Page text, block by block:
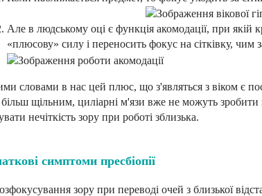
Але в людському оці є функція акомодації, при
«плюсову» силу і переносить фокус на сітківку, чим
словами в нас цей плюс, що з'являться з віком є
більш щільним, циліарні м'язи вже не можуть
нечіткість зору при роботі зблизька.
симптоми пресбіопії
зору при переводі очей з близької